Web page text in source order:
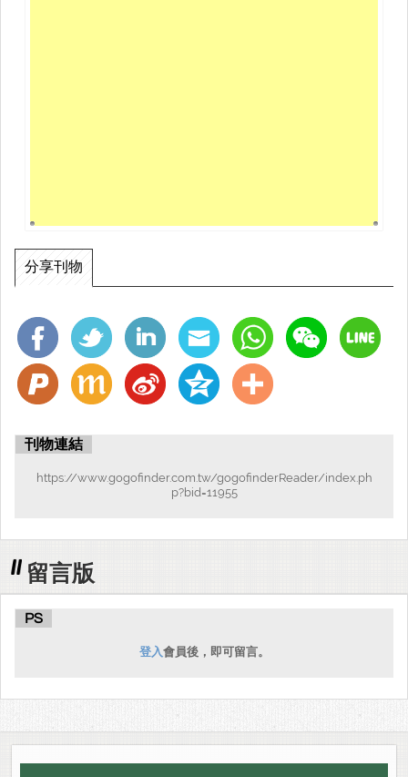
彩鮮明、筆觸柔和，利用畫面的細節，補充文字未
及表達的角色狀態，如學生的家庭狀況、心境變化
等，進一步凸顯學生之間的區別。家長可藉由本書
人身上的美好特質，並學習尊重他人與自身的差
異。
分享刊物
刊物連結
https://www.gogofinder.com.tw/gogofinderReader/index.ph
p?bid=11955
留言版
PS
登入會員後，即可留言。